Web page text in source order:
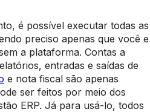
é possível executar todas as
preciso apenas que você e
a plataforma. Contas a
entradas e saídas de
e nota fiscal são apenas
ser feitos por meio dos
ERP. Já para usá-lo, todos